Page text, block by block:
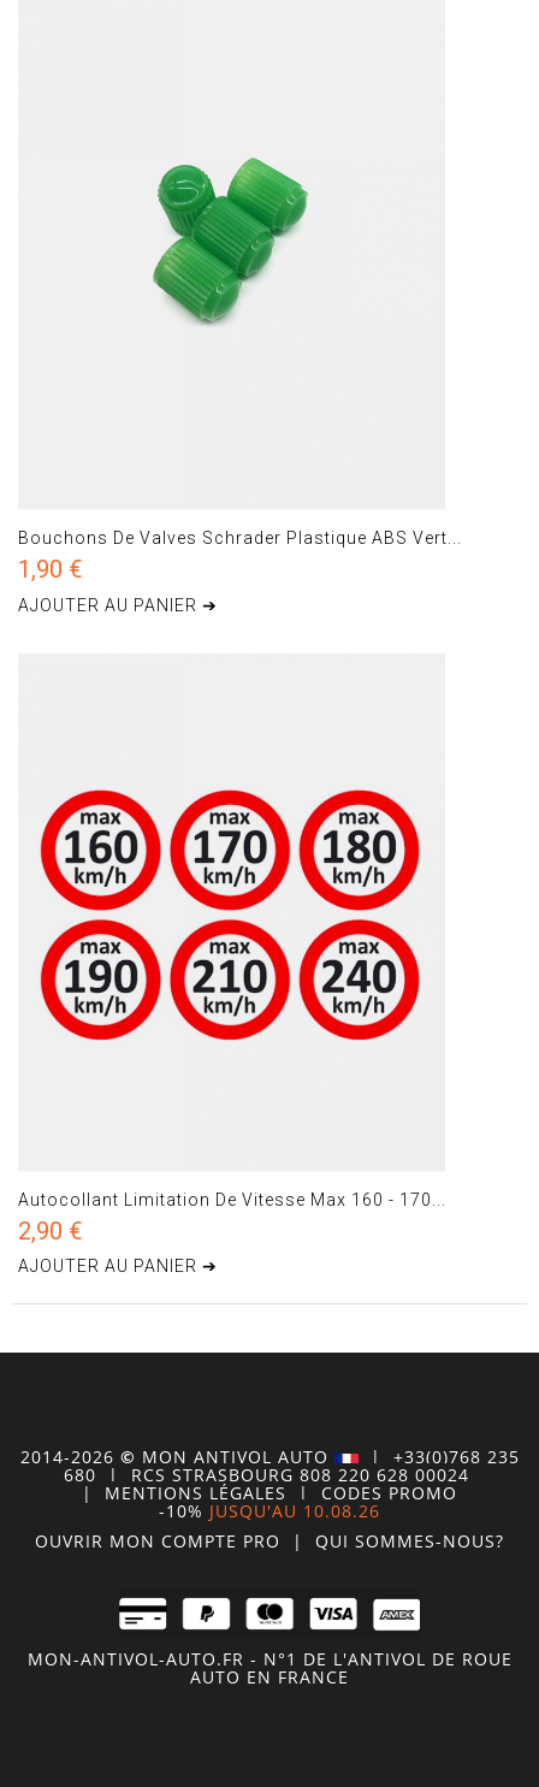
Bouchons De Valves Schrader Plastique ABS Vert...
1,90 €
AJOUTER AU PANIER ➔
Autocollant Limitation De Vitesse Max 160 - 170...
2,90 €
AJOUTER AU PANIER ➔
2014-2026 © MON ANTIVOL AUTO | +33(0)768 235
680 | RCS STRASBOURG 808 220 628 00024
| MENTIONS LÉGALES | CODES PROMO
-10% JUSQU'AU 10.08.26
OUVRIR MON COMPTE PRO | QUI SOMMES-NOUS?
MON-ANTIVOL-AUTO.FR - N°1 DE L'ANTIVOL DE ROUE
AUTO EN FRANCE